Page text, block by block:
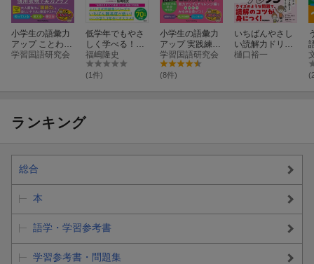
小学生の語彙力
アップ ことわ
ざ・四字熟語ド
学習国語研究会
低学年でもやさ
しく学べる！
ふくしま式「本
当の国語力」問
題集［小学生版
福嶋隆史
(1件)
小学生の語彙力
アップ 実践練習
ドリル1100 新
装版 中学までに
必要な言葉力が
学習国語研究会
(8件)
いちばんやさし
い読解力ドリ
ル 小学高学年
樋口裕一
ランキング
総合
本
語学・学習参考書
学習参考書・問題集